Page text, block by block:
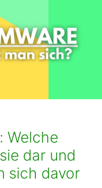
Welche
dar und
sich davor